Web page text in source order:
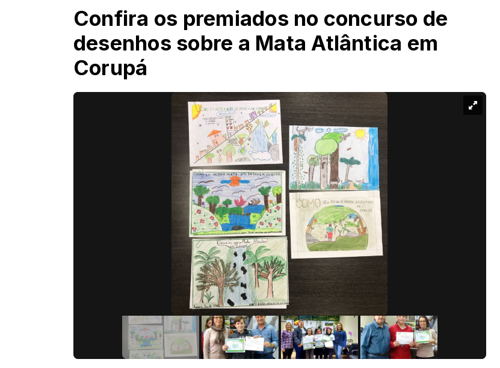
Confira os premiados no concurso de
desenhos sobre a Mata Atlântica em
Corupá